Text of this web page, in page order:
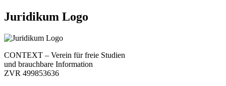
Juridikum Logo
CONTEXT – Verein für freie Studien
und brauchbare Information
ZVR 499853636